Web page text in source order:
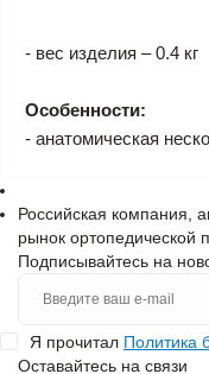
- вес изделия – 0.4 кг
Особенности:
- анатомическая
Российская компания,
рынок ортопедической
Подписывайтесь на
Я прочитал Политика
Оставайтесь на связи